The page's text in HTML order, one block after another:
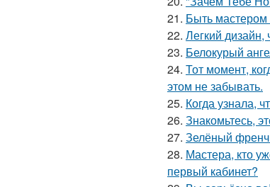
21. Быть
22. Легкий дизайн,
23. Белокурый
24. Тот момент,
этом не забывать.
25. Когда узнала,
26. Знакомьтесь,
27. Зелёный френч
28. Мастера, кто
первый кабинет?